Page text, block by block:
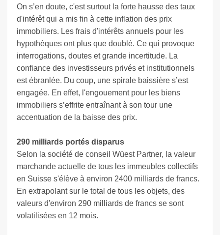
On s’en doute, c'est surtout la forte hausse des taux
d'intérêt qui a mis fin à cette inflation des prix
immobiliers. Les frais d'intérêts annuels pour les
hypothèques ont plus que doublé. Ce qui provoque
interrogations, doutes et grande incertitude. La
confiance des investisseurs privés et institutionnels
est ébranlée. Du coup, une spirale baissière s’est
engagée. En effet, l'engouement pour les biens
immobiliers s’effrite entraînant à son tour une
accentuation de la baisse des prix.
290 milliards portés disparus
Selon la société de conseil Wüest Partner, la valeur
marchande actuelle de tous les immeubles collectifs
en Suisse s'élève à environ 2400 milliards de francs.
En extrapolant sur le total de tous les objets, des
valeurs d'environ 290 milliards de francs se sont
volatilisées en 12 mois.